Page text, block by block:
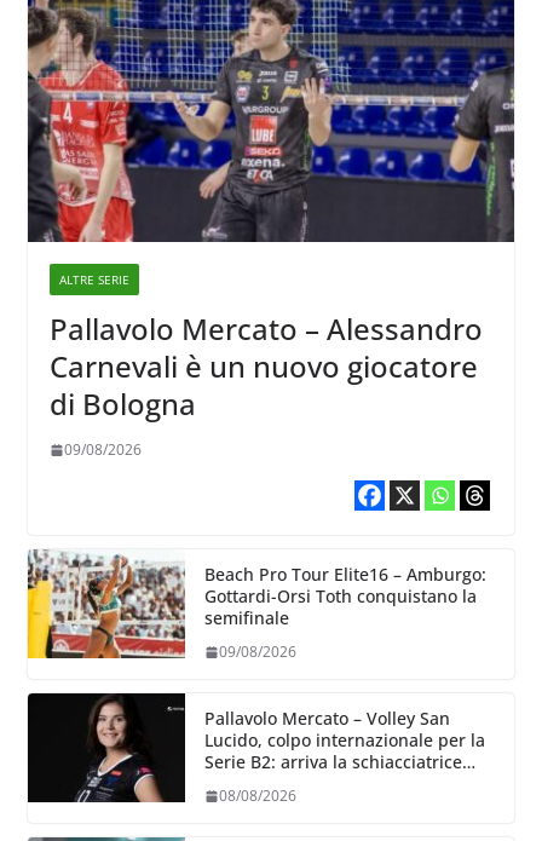
ALTRE SERIE
Pallavolo Mercato – Alessandro
Carnevali è un nuovo giocatore
di Bologna
09/08/2026
Beach Pro Tour Elite16 – Amburgo:
Gottardi-Orsi Toth conquistano la
semifinale
09/08/2026
Pallavolo Mercato – Volley San
Lucido, colpo internazionale per la
Serie B2: arriva la schiacciatrice
08/08/2026